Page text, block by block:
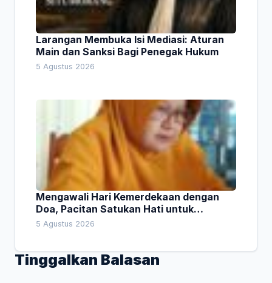
Larangan Membuka Isi Mediasi: Aturan
Main dan Sanksi Bagi Penegak Hukum
5 Agustus 2026
Mengawali Hari Kemerdekaan dengan
Doa, Pacitan Satukan Hati untuk
Indonesia
5 Agustus 2026
Tinggalkan Balasan